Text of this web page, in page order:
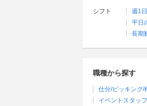
シフト 週1
平日
長期
職種から探す
仕分/ピッキング/
イベントスタッフ